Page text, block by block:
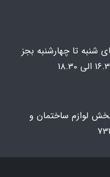
و 07142247260 روز های شنبه تا چهارشنبه بجز
لوازم ساختمان و